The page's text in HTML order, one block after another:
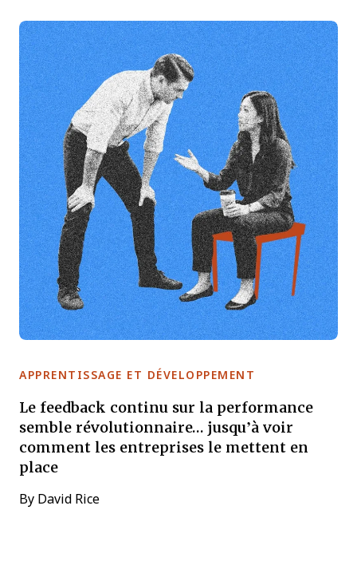
APPRENTISSAGE ET DÉVELOPPEMENT
Le feedback continu sur la performance
semble révolutionnaire… jusqu’à voir
comment les entreprises le mettent en
place
By David Rice